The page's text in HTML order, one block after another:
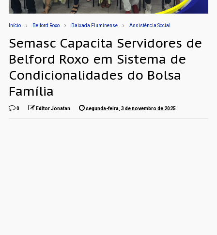
Início Belford Roxo Baixada Fluminense Assistência Social
Semasc Capacita Servidores de
Belford Roxo em Sistema de
Condicionalidades do Bolsa
Família
0 Editor Jonatan segunda-feira, 3 de novembro de 2025